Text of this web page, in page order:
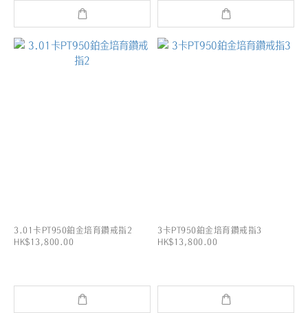
3.01卡PT950鉑金培育鑽戒指2
HK$13,800.00
3卡PT950鉑金培育鑽戒指3
HK$13,800.00